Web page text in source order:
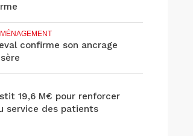
confirme son ancrage
19,6 M€ pour renforcer
service des patients